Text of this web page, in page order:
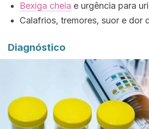
Bexiga cheia e urgência para
Calafrios, tremores, suor e dor
Diagnóstico